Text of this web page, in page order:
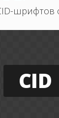
шрифтов
CID